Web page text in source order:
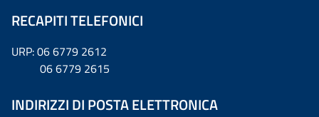
RECAPITI TELEFONICI
URP: 06 6779 2612
06 6779 2615
INDIRIZZI DI POSTA ELETTRONICA